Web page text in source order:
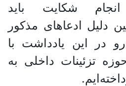
شکایت باید
دلیل ادعا‌های مذکور
رو در این یادداشت با
تزئینات داخلی به